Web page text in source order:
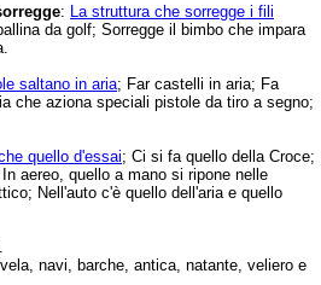
: La struttura che sorregge i fili
da golf; Sorregge il bimbo che impara
saltano in aria; Far castelli in aria; Fa
che aziona speciali pistole da tiro a segno;
quello d'essai; Ci si fa quello della Croce;
aereo, quello a mano si ripone nelle
Nell'auto c'è quello dell'aria e quello
navi, barche, antica, natante, veliero e